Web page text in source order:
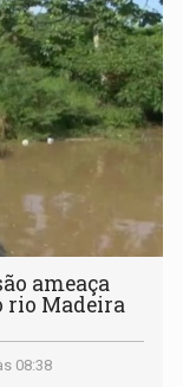
ameaça
rio Madeira
08:38